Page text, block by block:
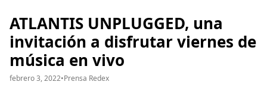
ATLANTIS UNPLUGGED, una
invitación a disfrutar viernes de
música en vivo
febrero 3, 2022•Prensa Redex